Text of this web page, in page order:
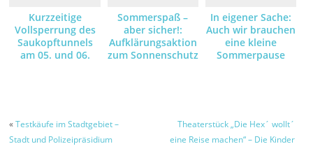
Kurzzeitige
Vollsperrung des
Saukopftunnels
am 05. und 06.
ist ausgeschildert
Sommerspaß –
aber sicher!:
Aufklärungsaktion
zum Sonnenschutz
In eigener Sache:
Auch wir brauchen
eine kleine
Sommerpause
«Testkäufe im Stadtgebiet –
Stadt und Polizeipräsidium
Theaterstück „Die Hex´ wollt´
eine Reise machen“ – Die Kinder